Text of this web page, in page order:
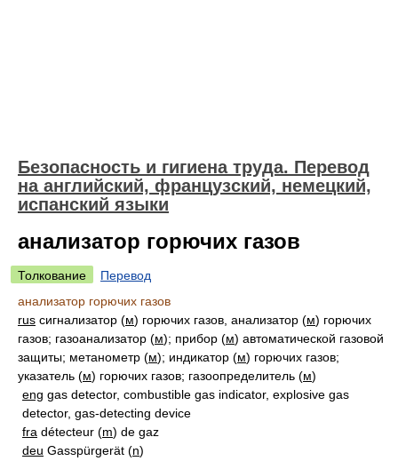
Безопасность и гигиена труда. Перевод
на английский, французский, немецкий,
испанский языки
анализатор горючих газов
Толкование
Перевод
анализатор горючих газов
rus сигнализатор (м) горючих газов, анализатор (м) горючих
газов; газоанализатор (м); прибор (м) автоматической газовой
защиты; метанометр (м); индикатор (м) горючих газов;
указатель (м) горючих газов; газоопределитель (м)
eng gas detector, combustible gas indicator, explosive gas
detector, gas-detecting device
fra détecteur (m) de gaz
deu Gasspürgerät (n)